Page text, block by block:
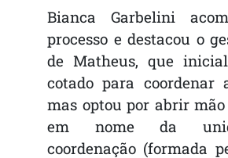
Bianca Garbelini
processo e destacou o
de Matheus, que
cotado para coordenar
mas optou por abrir mão
em nome da
coordenação (formada